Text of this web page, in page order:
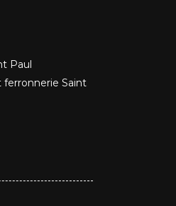
Paul
ferronnerie Saint